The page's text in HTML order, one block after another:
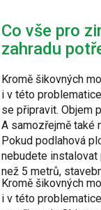
Co vše pro
zahradu
Kromě šikovných
i v této
se připravit. Objem
A samozřejmě také
Pokud podlahová
nebudete instalovat
než 5 metrů,
Kromě šikovných
i v této